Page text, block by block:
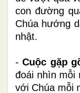
con đường
Chúa hướng
nhật.
-Cuộc gặp
đoái nhìn mỗi
với Chúa mỗi